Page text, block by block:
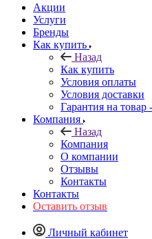
Акции
Услуги
Бренды
Как купить
Назад
Как купить
Условия оплаты
Условия доставки
Гарантия на товар
Компания
Назад
Компания
О компании
Отзывы
Контакты
Контакты
Оставить отзыв
Личный кабинет